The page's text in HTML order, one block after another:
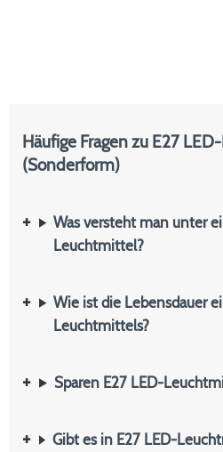
Häufige Fragen zu E27
(Sonderform)
Was versteht man unter
Leuchtmittel?
Wie ist die Lebensdauer
Leuchtmittels?
Sparen E27 LED-
Gibt es in E27 LED-